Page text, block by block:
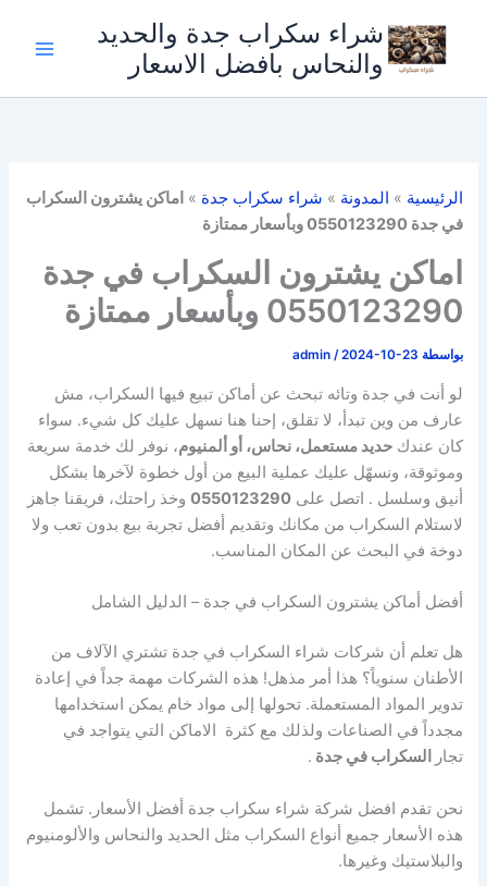
المحتوى
شراء سكراب جدة والحديد
والنحاس بافضل الاسعار
الرئيسية » المدونة » شراء سكراب جدة » اماكن يشترون السكراب
في جدة 0550123290 وبأسعار ممتازة
اماكن يشترون السكراب في جدة
0550123290 وبأسعار ممتازة
بواسطة admin /2024-10-23
لو أنت في جدة وتائه تبحث عن أماكن تبيع فيها السكراب، مش
عارف من وين تبدأ، لا تقلق، إحنا هنا نسهل عليك كل شيء. سواء
كان عندكحديد مستعمل، نحاس، أو ألمنيوم، نوفر لك خدمة سريعة
وموثوقة، ونسهّل عليك عملية البيع من أول خطوة لآخرها بشكل
أنيق وسلسل . اتصل على0550123290 وخذ راحتك، فريقنا جاهز
لاستلام السكراب من مكانك وتقديم أفضل تجربة بيع بدون تعب ولا
دوخة في البحث عن المكان المناسب.
أفضل أماكن يشترون السكراب في جدة – الدليل الشامل
هل تعلم أن شركات شراء السكراب في جدة تشتري الآلاف من
الأطنان سنوياً؟ هذا أمر مذهل! هذه الشركات مهمة جداً في إعادة
تدوير المواد المستعملة. تحولها إلى مواد خام يمكن استخدامها
مجدداً في الصناعات ولذلك مع كثرة الاماكن التي يتواجد في
تجار
السكراب في جدة .
نحن تقدم افضل شركة شراء سكراب جدة أفضل الأسعار. تشمل
هذه الأسعار جميع أنواع السكراب مثل الحديد والنحاس والألومنيوم
والبلاستيك وغيرها.